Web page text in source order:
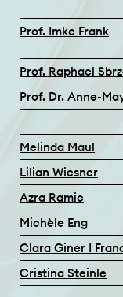
Prof. Imke Frank
Prof. Raphael
Prof. Dr. Anne-
Melinda Maul
Lilian Wiesner
Azra Ramic
Michèle Eng
Clara Giner I
Cristina Steinle